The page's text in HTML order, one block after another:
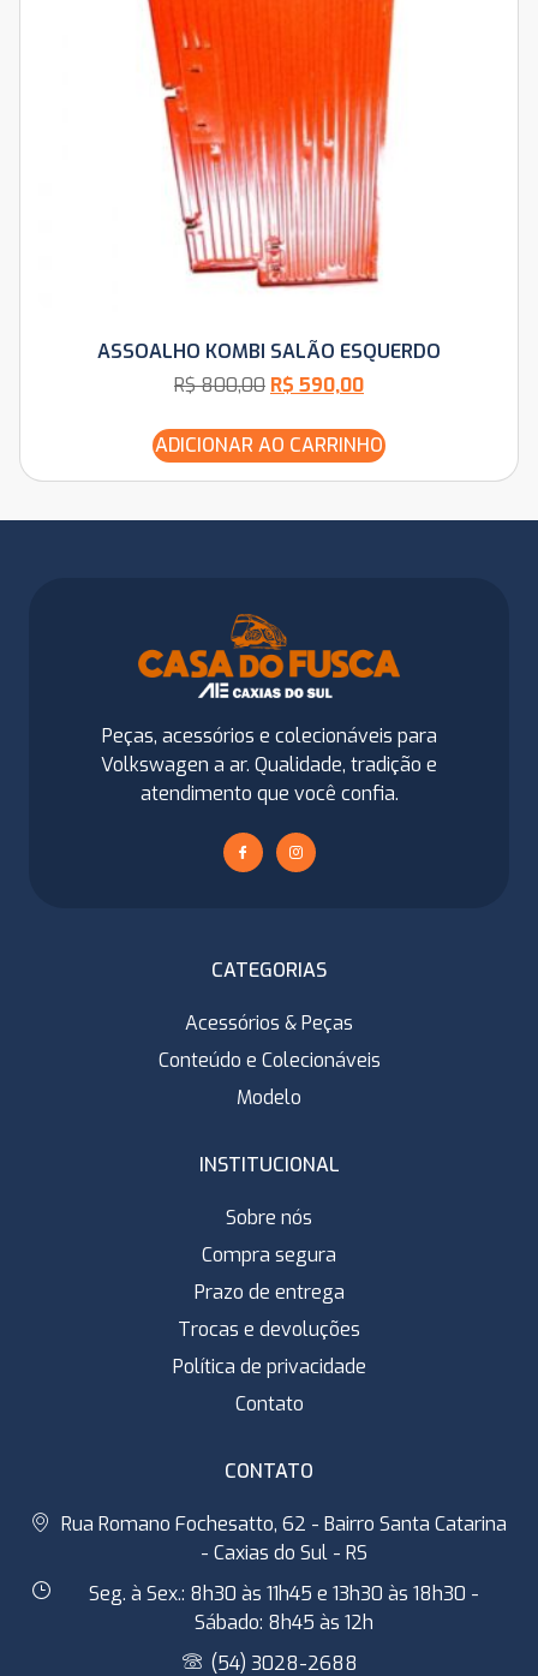
ASSOALHO KOMBI SALÃO ESQUERDO
R$800,00 R$ 590,00
ADICIONAR AO CARRINHO
Peças, acessórios e colecionáveis para
Volkswagen a ar. Qualidade, tradição e
atendimento que você confia.
CATEGORIAS
Acessórios & Peças
Conteúdo e Colecionáveis
Modelo
INSTITUCIONAL
Sobre nós
Compra segura
Prazo de entrega
Trocas e devoluções
Política de privacidade
Contato
CONTATO
Rua Romano Fochesatto, 62 - Bairro Santa Catarina
- Caxias do Sul - RS
Seg. à Sex.: 8h30 às 11h45 e 13h30 às 18h30 -
Sábado: 8h45 às 12h
(54) 3028-2688